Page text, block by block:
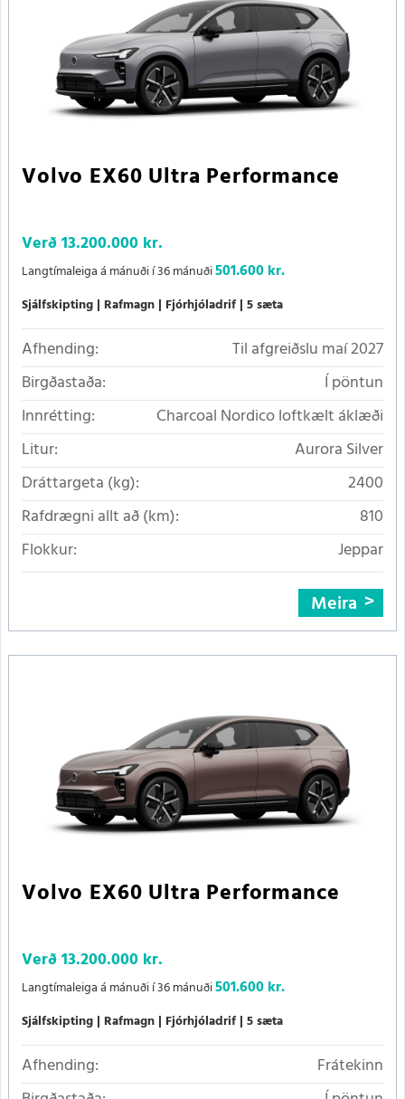
Volvo EX60 Ultra Performance
Verð13.200.000 kr.
Langtímaleiga á mánuði í 36 mánuði501.600 kr.
Sjálfskipting Rafmagn Fjórhjóladrif 5 sæta
Afhending:
Til afgreiðslu maí 2027
Birgðastaða:
Í pöntun
Innrétting:
Charcoal Nordico loftkælt áklæði
Litur:
Aurora Silver
Dráttargeta (kg):
2400
Rafdrægni allt að (km):
810
Flokkur:
Jeppar
Meira
Volvo EX60 Ultra Performance
Verð13.200.000 kr.
Langtímaleiga á mánuði í 36 mánuði501.600 kr.
Sjálfskipting Rafmagn Fjórhjóladrif 5 sæta
Afhending:
Frátekinn